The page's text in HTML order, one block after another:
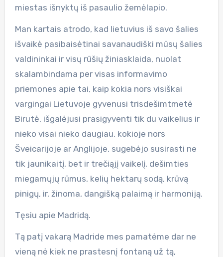
miestas išnyktų iš pasaulio žemėlapio.
Man kartais atrodo, kad lietuvius iš savo šalies
išvaikė pasibaisėtinai savanaudiški mūsų šalies
valdininkai ir visų rūšių žiniasklaida, nuolat
skalambindama per visas informavimo
priemones apie tai, kaip kokia nors visiškai
vargingai Lietuvoje gyvenusi trisdešimtmetė
Birutė, išgalėjusi prasigyventi tik du vaikelius ir
nieko visai nieko daugiau, kokioje nors
Šveicarijoje ar Anglijoje, sugebėjo susirasti ne
tik jaunikaitį, bet ir trečiąjį vaikelį, dešimties
miegamųjų rūmus, kelių hektarų sodą, krūvą
pinigų, ir, žinoma, dangišką palaimą ir harmoniją.
Tęsiu apie Madridą.
Tą patį vakarą Madride mes pamatėme dar ne
vieną nė kiek ne prastesnį fontaną už tą,